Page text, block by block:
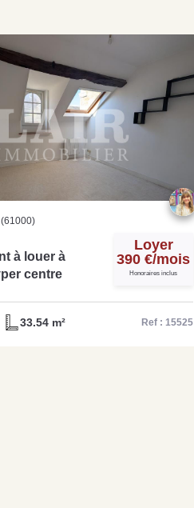
à louer à
centre
Loyer
390 €/mois
Honoraires inclus
33.54 m² Ref : 15525